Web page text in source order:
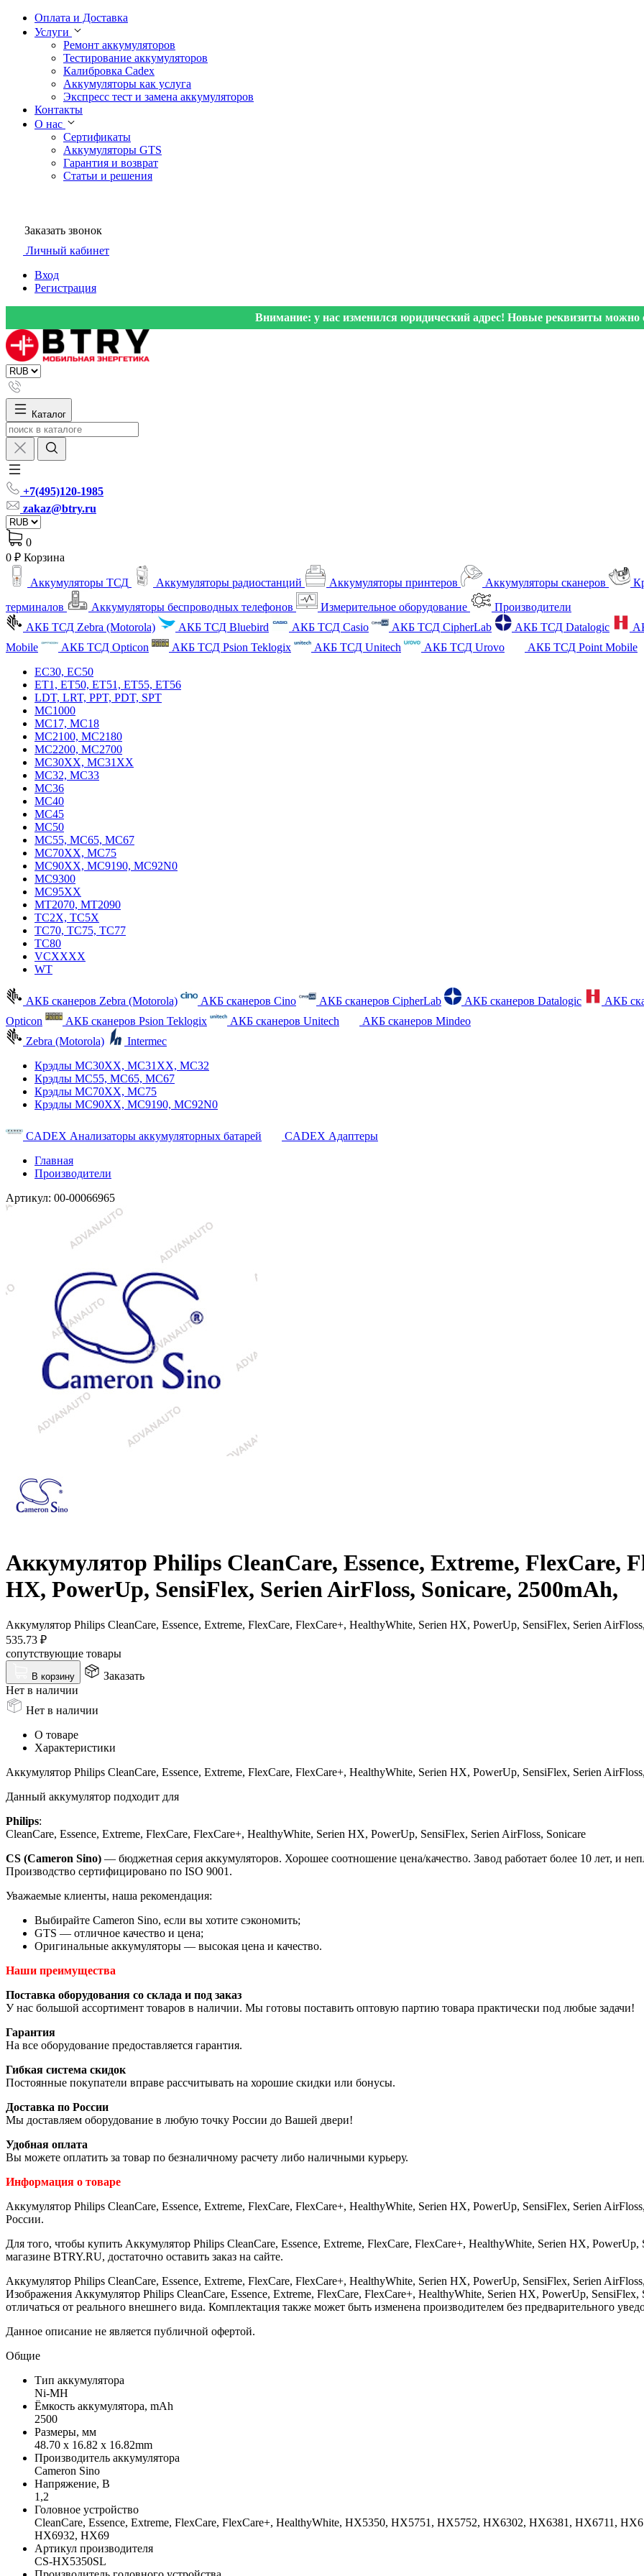
Оплата и Доставка
Услуги
Ремонт аккумуляторов
Тестирование аккумуляторов
Калибровка Cadex
Аккумуляторы как услуга
Экспресс тест и замена аккумуляторов
Контакты
О нас
Сертификаты
Аккумуляторы GTS
Гарантия и возврат
Статьи и решения
Заказать звонок
Личный кабинет
Вход
Регистрация
Внимание: у нас изменился юридический адрес! Новые реквизиты можно
Каталог
+7(495)120-1985
zakaz@btry.ru
0
0 ₽ Корзина
Аккумуляторы ТСД Аккумуляторы радиостанций Аккумуляторы принтеров Аккумуляторы сканеров
терминалов
Аккумуляторы беспроводных телефонов Измерительное оборудование
Производители
АКБ ТСД Zebra (Motorola)
АКБ ТСД Bluebird АКБ ТСД Casio АКБ ТСД CipherLab АКБ ТСД Datalogic
Mobile
АКБ ТСД Opticon АКБ ТСД Psion Teklogix АКБ ТСД Unitech АКБ ТСД Urovo АКБ ТСД Point Mobile
EC30, EC50
ET1, ET50, ET51, ET55, ET56
LDT, LRT, PPT, PDT, SPT
MC1000
MC17, MC18
MC2100, MC2180
MC2200, MC2700
MC30XX, MC31XX
MC32, MC33
MC36
MC40
MC45
MC50
MC55, MC65, MC67
MC70XX, MC75
MC90XX, MC9190, MC92N0
MC9300
MC95XX
MT2070, MT2090
TC2X, TC5X
TC70, TC75, TC77
TC80
VCXXXX
WT
АКБ сканеров Zebra (Motorola) АКБ сканеров Cino АКБ сканеров CipherLab АКБ сканеров Datalogic АКБ
Opticon
АКБ сканеров Psion Teklogix АКБ сканеров Unitech
АКБ сканеров Mindeo
Zebra (Motorola)
Intermec
Крэдлы MC30XX, MC31XX, MC32
Крэдлы MC55, MC65, MC67
Крэдлы MC70XX, MC75
Крэдлы MC90XX, MC9190, MC92N0
CADEX Анализаторы аккумуляторных батарей
CADEX Адаптеры
Главная
Производители
Артикул: 00-00066965
Аккумулятор Philips CleanCare, Essence, Extreme, FlexCare,
HX, PowerUp, SensiFlex, Serien AirFloss, Sonicare, 2500mAh,
Аккумулятор Philips CleanCare, Essence, Extreme, FlexCare, FlexCare+, HealthyWhite, Serien HX, PowerUp, SensiFlex, Serien
535.73 ₽
сопутствующие товары
В корзину
Заказать
Нет в наличии
Нет в наличии
О товаре
Характеристики
Аккумулятор Philips CleanCare, Essence, Extreme, FlexCare, FlexCare+, HealthyWhite, Serien HX, PowerUp, SensiFlex, Serien
Данный аккумулятор подходит для
Philips:
CleanCare, Essence, Extreme, FlexCare, FlexCare+, HealthyWhite, Serien HX, PowerUp, SensiFlex, Serien AirFloss, Sonicare
CS (Cameron Sino) — бюджетная серия аккумуляторов. Хорошее соотношение цена/качество. Завод работает более 10 лет, и
Производство сертифицировано по ISO 9001.
Уважаемые клиенты, наша рекомендация:
Выбирайте Cameron Sino, если вы хотите сэкономить;
GTS — отличное качество и цена;
Оригинальные аккумуляторы — высокая цена и качество.
Наши преимущества
Поставка оборудования со склада и под заказ
У нас большой ассортимент товаров в наличии. Мы готовы поставить оптовую партию товара практически под любые задачи!
Гарантия
На все оборудование предоставляется гарантия.
Гибкая система скидок
Постоянные покупатели вправе рассчитывать на хорошие скидки или бонусы.
Доставка по России
Мы доставляем оборудование в любую точку России до Вашей двери!
Удобная оплата
Вы можете оплатить за товар по безналичному расчету либо наличными курьеру.
Информация о товаре
Аккумулятор Philips CleanCare, Essence, Extreme, FlexCare, FlexCare+, HealthyWhite, Serien HX, PowerUp, SensiFlex, Serien
России.
Для того, чтобы купить Аккумулятор Philips CleanCare, Essence, Extreme, FlexCare, FlexCare+, HealthyWhite, Serien HX,
магазине BTRY.RU, достаточно оставить заказ на сайте.
Аккумулятор Philips CleanCare, Essence, Extreme, FlexCare, FlexCare+, HealthyWhite, Serien HX, PowerUp, SensiFlex, Serien
Изображения Аккумулятор Philips CleanCare, Essence, Extreme, FlexCare, FlexCare+, HealthyWhite, Serien HX, PowerUp,
отличаться от реального внешнего вида. Комплектация также может быть изменена производителем без предварительного
Данное описание не является публичной офертой.
Общие
Тип аккумулятора
Ni-MH
Ёмкость аккумулятора, mAh
2500
Размеры, мм
48.70 x 16.82 x 16.82mm
Производитель аккумулятора
Cameron Sino
Напряжение, В
1,2
Головное устройство
CleanCare, Essence, Extreme, FlexCare, FlexCare+, HealthyWhite, HX5350, HX5751, HX5752, HX6302, HX6381, HX6711,
HX6932, HX69
Артикул производителя
CS-HX5350SL